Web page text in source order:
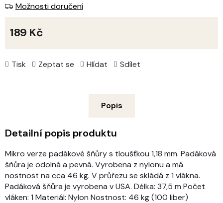
Tisk Zeptat se Hlídat Sdílet
Možnosti doručení
189 Kč
cena:
Popis
Detailní popis produktu
Mikro verze padákové šňůry s tloušťkou 1,18 mm. Padáková
šňůra je odolná a pevná. Vyrobena z nylonu a má
nostnost na cca 46 kg. V průřezu se skládá z 1 vlákna.
Padáková šňůra je vyrobena v USA. Délka: 37,5 m Počet
vláken: 1 Materiál: Nylon Nostnost: 46 kg (100 liber)